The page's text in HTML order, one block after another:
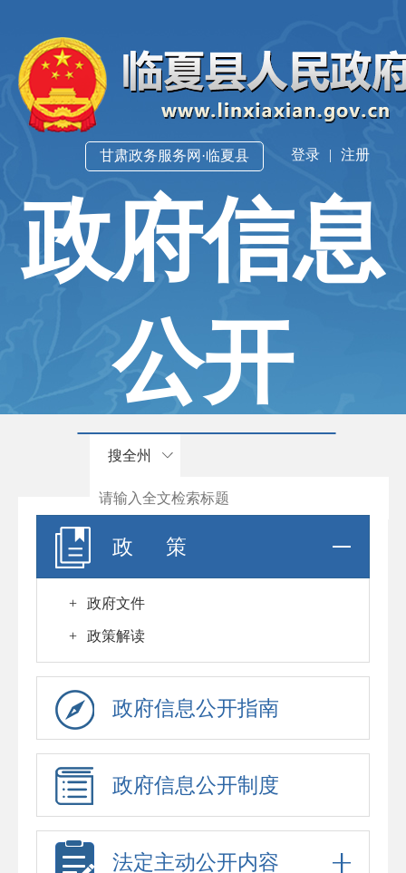
登录 | 注册
甘肃政务服务网·临夏县
政府信息
公开
搜全州
政 策
+ 政府文件
+ 政策解读
政府信息公开指南
政府信息公开制度
法定主动公开内容